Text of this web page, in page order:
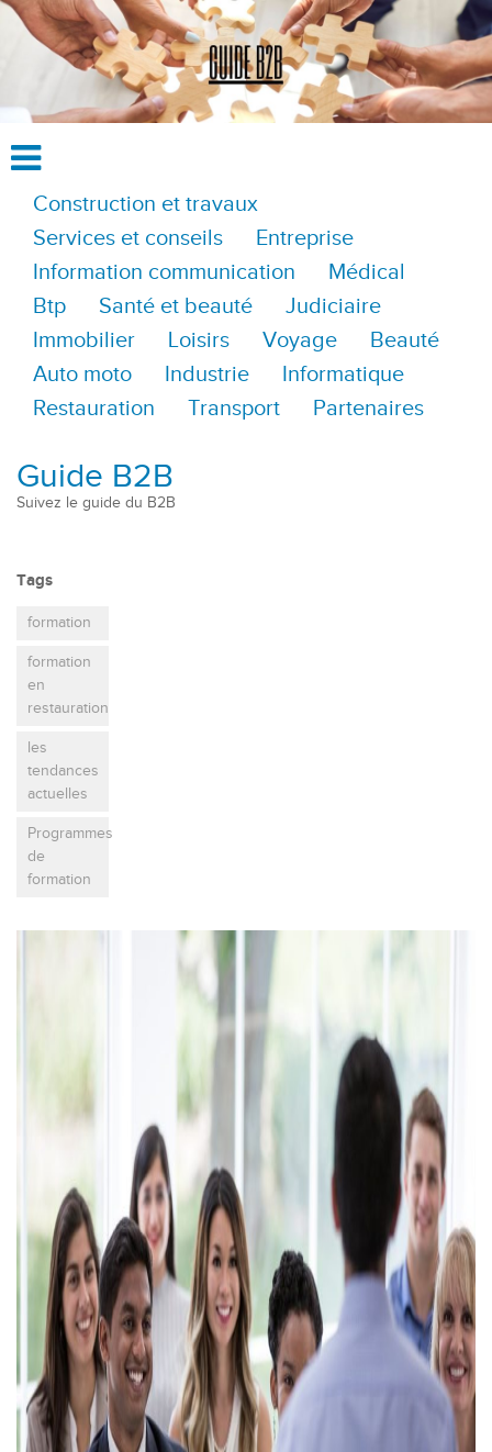
Construction et travaux
Services et conseils
Entreprise
Information communication
Médical
Btp
Santé et beauté
Judiciaire
Immobilier
Loisirs Voyage
Beauté
Auto moto
Industrie
Informatique
Restauration
Transport Partenaires
Guide B2B
Suivez le guide du B2B
Tags
formation
formation
en
restauration
les
tendances
actuelles
Programmes
de
formation